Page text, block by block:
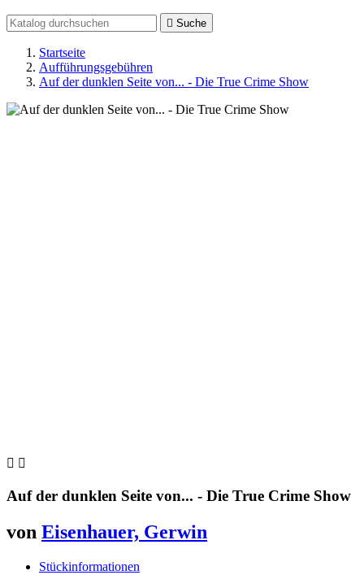
 Suche
Startseite
Aufführungsgebühren
Auf der dunklen Seite von... - Die True Crime Show
 
Auf der dunklen Seite von... - Die True Crime Show
von Eisenhauer, Gerwin
Stückinformationen